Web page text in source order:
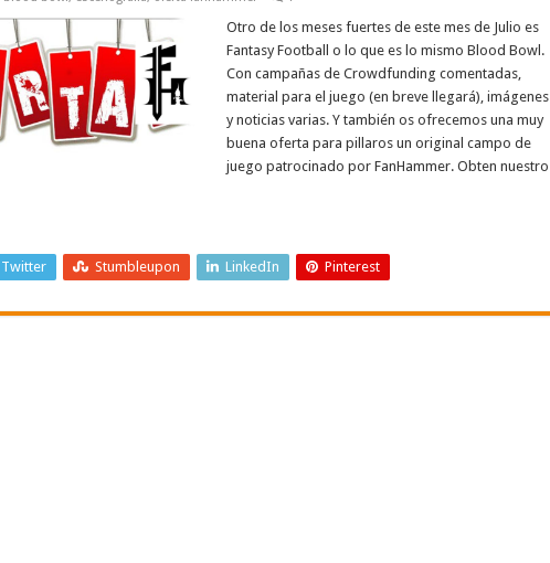
Otro de los meses fuertes de este mes de Julio es
Fantasy Football o lo que es lo mismo Blood Bowl.
Con campañas de Crowdfunding comentadas,
material para el juego (en breve llegará), imágenes
y noticias varias. Y también os ofrecemos una muy
buena oferta para pillaros un original campo de
juego patrocinado por FanHammer. Obten nuestro
Twitter Stumbleupon LinkedIn Pinterest